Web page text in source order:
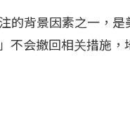
的背景因素之一，
不会撤回相关措施，